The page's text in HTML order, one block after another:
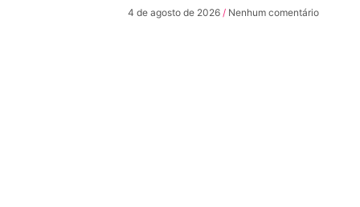
4 de agosto de 2026 Nenhum comentário